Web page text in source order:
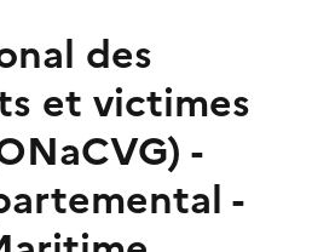
des
et victimes
-
-